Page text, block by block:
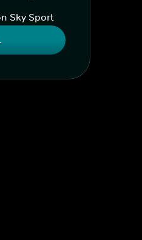
Sky Sport